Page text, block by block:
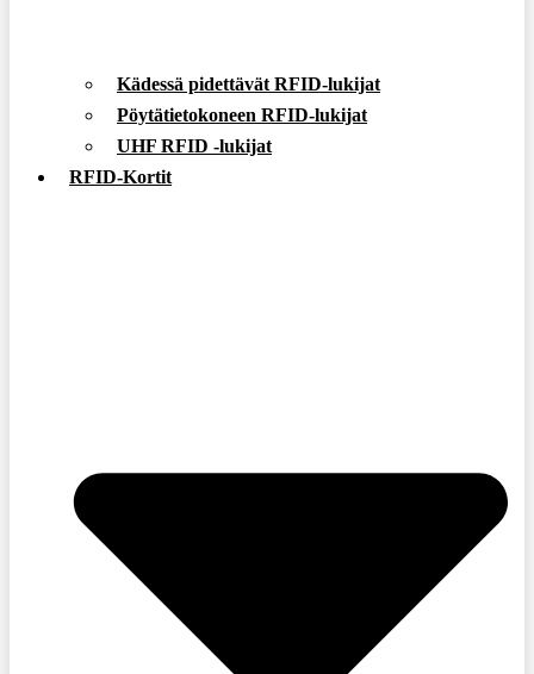
Kädessä pidettävät RFID-lukijat
Pöytätietokoneen RFID-lukijat
UHF RFID -lukijat
RFID-Kortit